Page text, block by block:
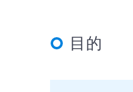
目的